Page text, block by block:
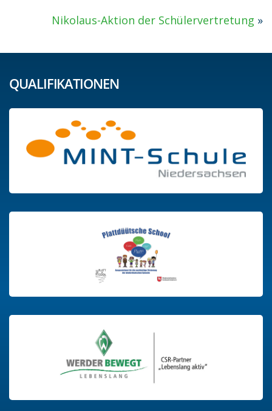
Nikolaus-Aktion der Schülervertretung »
QUALIFIKATIONEN